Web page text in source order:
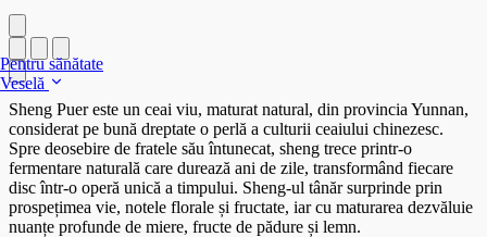
Pentru sănătate
Veselă
Sheng Puer este un ceai viu, maturat natural, din provincia Yunnan,
considerat pe bună dreptate o perlă a culturii ceaiului chinezesc.
Spre deosebire de fratele său întunecat, sheng trece printr-o
fermentare naturală care durează ani de zile, transformând fiecare
disc într-o operă unică a timpului. Sheng-ul tânăr surprinde prin
prospețimea vie, notele florale și fructate, iar cu maturarea dezvăluie
nuanțe profunde de miere, fructe de pădure și lemn.